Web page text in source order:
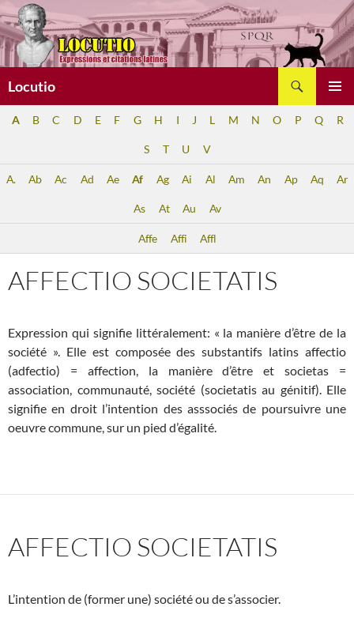
Aller
au
contenu
Locutio
A B C D E F G H I J L M N O P Q R
S T U V
A. Ab Ac Ad Ae Af Ag Ai Al Am An Ap Aq Ar
As At Au Av
Affe Affi Affl
AFFECTIO SOCIETATIS
Expression qui signifie littéralement: « la manière d’être de la
société ». Elle est composée des substantifs latins affectio
(adfectio) = affection, la manière d’être et societas =
association, communauté, société (societatis au génitif). Elle
signifie en droit l’intention des asssociés de poursuivre une
oeuvre commune, sur un pied d’égalité.
AFFECTIO SOCIETATIS
L’intention de (former une) société ou de s’associer.